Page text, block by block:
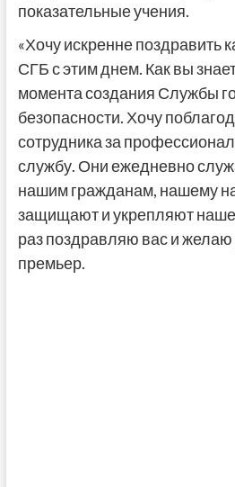
показательные учения.
«Хочу искренне поздравить
СГБ с этим днем. Как вы
момента создания Службы
безопасности. Хочу
сотрудника за
службу. Они ежедневно
нашим гражданам, нашему
защищают и укрепляют
раз поздравляю вас и желаю
премьер.